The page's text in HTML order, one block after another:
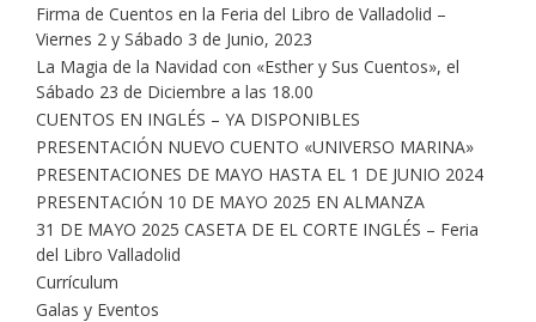
Firma de Cuentos en la Feria del Libro de Valladolid –
Viernes 2 y Sábado 3 de Junio, 2023
La Magia de la Navidad con «Esther y Sus Cuentos», el
Sábado 23 de Diciembre a las 18.00
CUENTOS EN INGLÉS – YA DISPONIBLES
PRESENTACIÓN NUEVO CUENTO «UNIVERSO MARINA»
PRESENTACIONES DE MAYO HASTA EL 1 DE JUNIO 2024
PRESENTACIÓN 10 DE MAYO 2025 EN ALMANZA
31 DE MAYO 2025 CASETA DE EL CORTE INGLÉS – Feria
del Libro Valladolid
Currículum
Galas y Eventos